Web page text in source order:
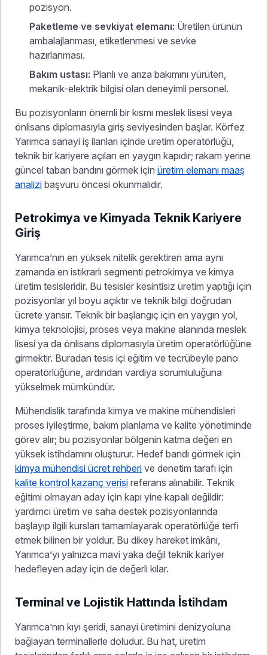
pozisyon.
Paketleme ve sevkiyat elemanı: Üretilen ürünün
ambalajlanması, etiketlenmesi ve sevke
hazırlanması.
Bakım ustası: Planlı ve arıza bakımını yürüten,
mekanik-elektrik bilgisi olan deneyimli personel.
Bu pozisyonların önemli bir kısmı meslek lisesi veya
önlisans diplomasıyla giriş seviyesinden başlar. Körfez
Yarımca sanayi iş ilanları içinde üretim operatörlüğü,
teknik bir kariyere açılan en yaygın kapıdır; rakam yerine
güncel taban bandını görmek için üretim elemanı maaş
analizi başvuru öncesi okunmalıdır.
Petrokimya ve Kimyada Teknik Kariyere
Giriş
Yarımca’nın en yüksek nitelik gerektiren ama aynı
zamanda en istikrarlı segmenti petrokimya ve kimya
üretim tesisleridir. Bu tesisler kesintisiz üretim yaptığı için
pozisyonlar yıl boyu açıktır ve teknik bilgi doğrudan
ücrete yansır. Teknik bir başlangıç için en yaygın yol,
kimya teknolojisi, proses veya makine alanında meslek
lisesi ya da önlisans diplomasıyla üretim operatörlüğüne
girmektir. Buradan tesis içi eğitim ve tecrübeyle pano
operatörlüğüne, ardından vardiya sorumluluğuna
yükselmek mümkündür.
Mühendislik tarafında kimya ve makine mühendisleri
proses iyileştirme, bakım planlama ve kalite yönetiminde
görev alır; bu pozisyonlar bölgenin katma değeri en
yüksek istihdamını oluşturur. Hedef bandı görmek için
kimya mühendisi ücret rehberi ve denetim tarafı için
kalite kontrol kazanç verisi referans alınabilir. Teknik
eğitimi olmayan aday için kapı yine kapalı değildir:
yardımcı üretim ve saha destek pozisyonlarında
başlayıp ilgili kursları tamamlayarak operatörlüğe terfi
etmek bilinen bir yoldur. Bu dikey hareket imkânı,
Yarımca’yı yalnızca mavi yaka değil teknik kariyer
hedefleyen aday için de değerli kılar.
Terminal ve Lojistik Hattında İstihdam
Yarımca’nın kıyı şeridi, sanayi üretimini denizyoluna
bağlayan terminallerle doludur. Bu hat, üretim